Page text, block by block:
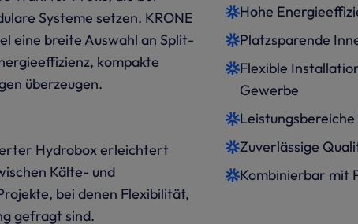
Systeme setzen. KRONE
eine breite Auswahl an Split-
kompakte
überzeugen.
Hydrobox erleichtert
Kälte- und
bei denen Flexibilität,
gefragt sind.
Hohe
Platzsparende
Flexible
Gewerbe
Zuverlässige
Kombinierbar mit